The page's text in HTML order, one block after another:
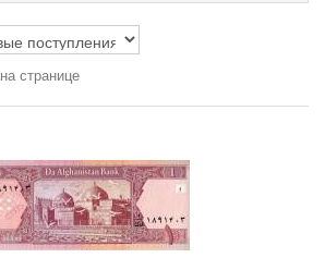
на странице